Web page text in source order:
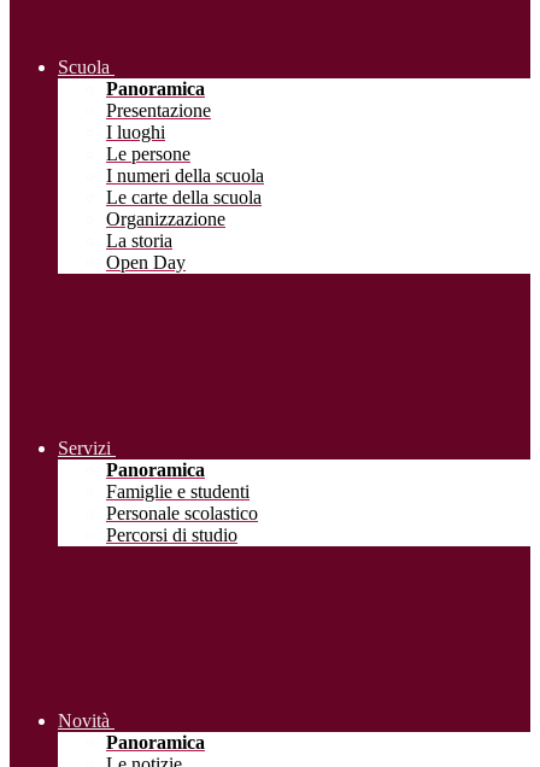
Scuola
Panoramica
Presentazione
I luoghi
Le persone
I numeri della scuola
Le carte della scuola
Organizzazione
La storia
Open Day
Servizi
Panoramica
Famiglie e studenti
Personale scolastico
Percorsi di studio
Novità
Panoramica